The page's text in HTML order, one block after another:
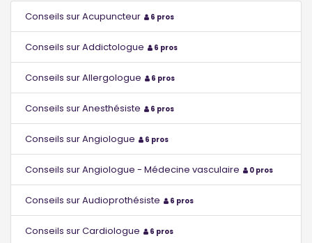
Conseils sur Acupuncteur 6 pros
Conseils sur Addictologue 6 pros
Conseils sur Allergologue 6 pros
Conseils sur Anesthésiste 6 pros
Conseils sur Angiologue 6 pros
Conseils sur Angiologue - Médecine vasculaire 0 pros
Conseils sur Audioprothésiste 6 pros
Conseils sur Cardiologue 6 pros